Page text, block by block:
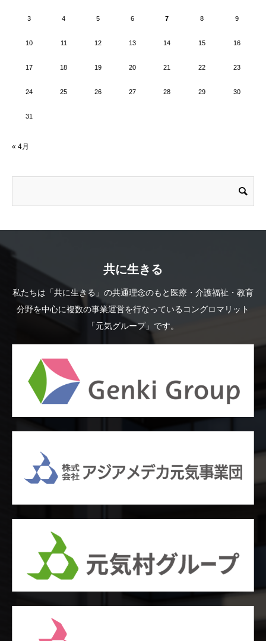
3 4 5 6 7 8 9
10 11 12 13 14 15 16
17 18 19 20 21 22 23
24 25 26 27 28 29 30
31
« 4月
共に生きる
私たちは「共に生きる」の共通理念のもと医療・介護福祉・教育
分野を中心に複数の事業運営を行なっているコングロマリット
「元気グループ」です。